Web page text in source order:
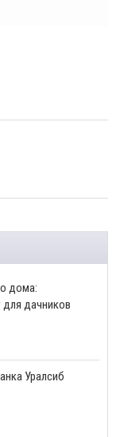
дома:
для дачников
Уралсиб